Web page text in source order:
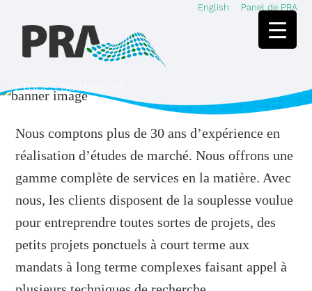
main
footer
English Panel de PRA
ÉTUDES DE MARCHÉ
Nous comptons plus de 30 ans d’expérience en
réalisation d’études de marché. Nous offrons une
gamme complète de services en la matière. Avec
nous, les clients disposent de la souplesse voulue
pour entreprendre toutes sortes de projets, des
petits projets ponctuels à court terme aux
mandats à long terme complexes faisant appel à